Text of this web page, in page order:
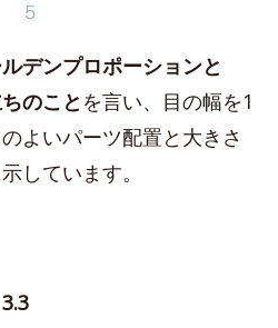
デンプロポーションと
のこと を言い、目の幅を1
よいパーツ配置と大きさ
しています。